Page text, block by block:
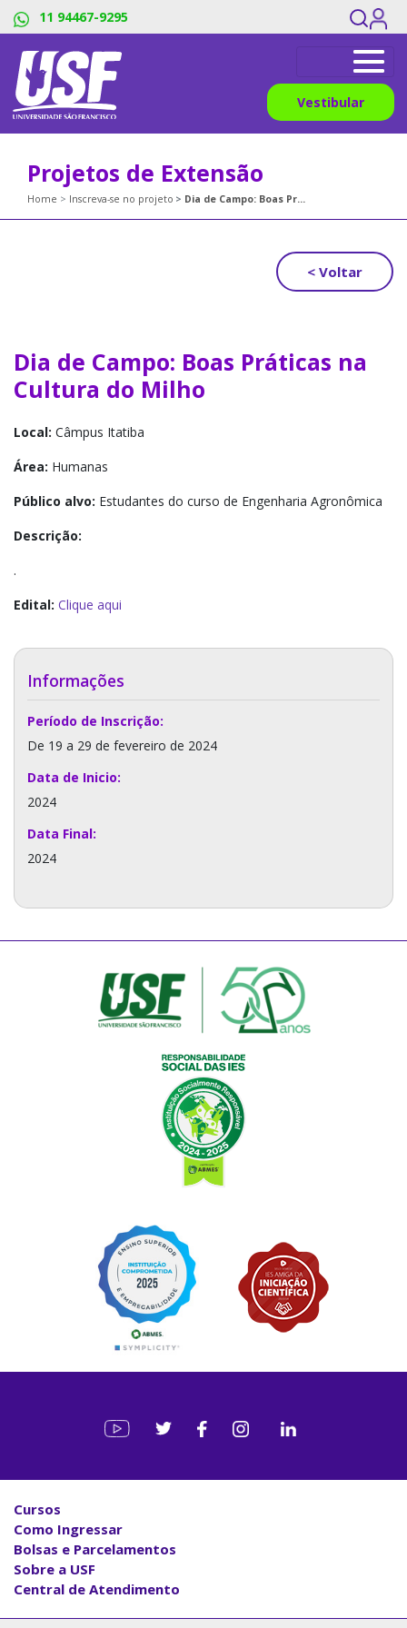
11 94467-9295
Vestibular
Projetos de Extensão
Home Inscreva-se no projeto Dia de Campo: Boas Práticas na Cultura do Milho
< Voltar
Dia de Campo: Boas Práticas na
Cultura do Milho
Local: Câmpus Itatiba
Área: Humanas
Público alvo: Estudantes do curso de Engenharia Agronômica
Descrição:
.
Edital: Clique aqui
Informações
Período de Inscrição:
De 19 a 29 de fevereiro de 2024
Data de Inicio:
2024
Data Final:
2024
Cursos
Como Ingressar
Bolsas e Parcelamentos
Sobre a USF
Central de Atendimento